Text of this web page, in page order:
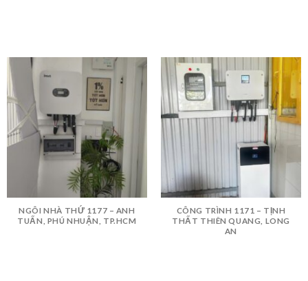
NGÔI NHÀ THỨ 1177 – ANH
TUẤN, PHÚ NHUẬN, TP.HCM
CÔNG TRÌNH 1171 – TỊNH
THẤT THIÊN QUANG, LONG
AN